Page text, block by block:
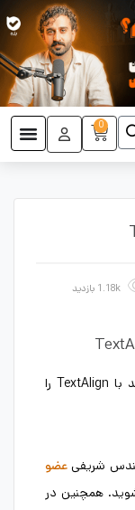
0
در این مقاله روش تراز کردن متن در اتوکد با TextAlign را
شریفی عضو
همچنین در